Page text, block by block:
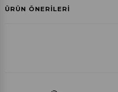
Havale ile Ödeme
ÜRÜN ÖNERILERI